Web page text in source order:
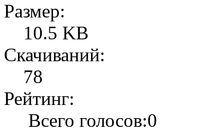
Размер:
10.5 KB
Скачиваний:
78
Рейтинг:
Всего голосов:0